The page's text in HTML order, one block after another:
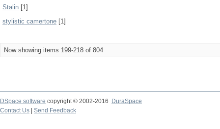
Stalin [1]
stylistic camertone [1]
Now showing items 199-218 of 804
DSpace software copyright © 2002-2016
DuraSpace
Contact Us
Send Feedback